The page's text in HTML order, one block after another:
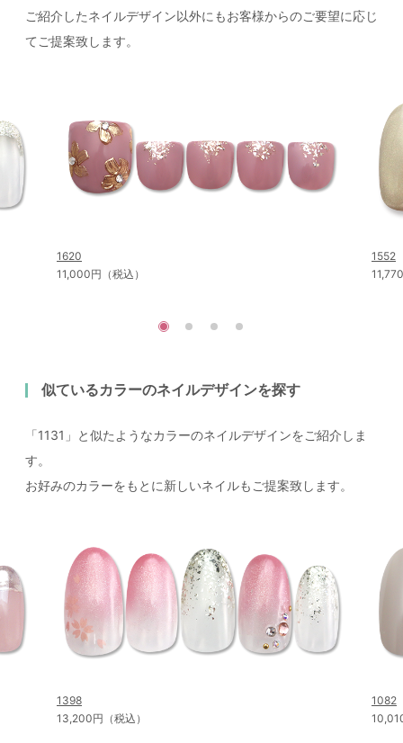
ご紹介したネイルデザイン以外にもお客様からのご要望に応じ
てご提案致します。
1620
11,000円（税込）
1552
似ているカラーのネイルデザインを探す
「1131」と似たようなカラーのネイルデザインをご紹介しま
す。
お好みのカラーをもとに新しいネイルもご提案致します。
1398
13,200円（税込）
1082